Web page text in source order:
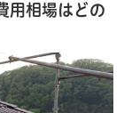
用相場はどの